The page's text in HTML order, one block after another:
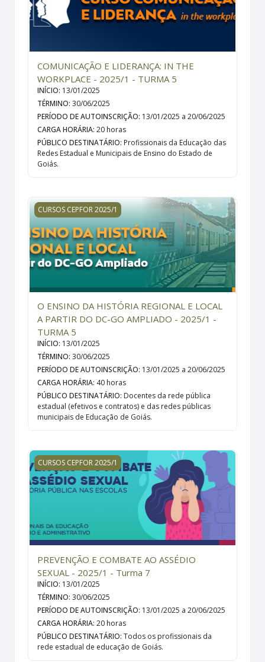
COMUNICAÇÃO E LIDERANÇA: IN THE
WORKPLACE - 2025/1 - TURMA 5
INÍCIO: 13/01/2025
TÉRMINO:30/06/2025
PERÍODO DE AUTOINSCRIÇÃO: 13/01/2025 a 20/06/2025
CARGA HORÁRIA:20 horas
PÚBLICO DESTINATÁRIO: Profissionais da Educação das
Redes Estadual e Municipais de Ensino do Estado de
Goiás.
O ENSINO DA HISTÓRIA REGIONAL E LOCAL A
CURSOS CEPFOR 2025/1
O ENSINO DA HISTÓRIA REGIONAL E LOCAL
A PARTIR DO DC-GO AMPLIADO - 2025/1 -
TURMA 5
INÍCIO: 13/01/2025
TÉRMINO:30/06/2025
PERÍODO DE AUTOINSCRIÇÃO: 13/01/2025 a 20/06/2025
CARGA HORÁRIA: 40 horas
PÚBLICO DESTINATÁRIO: Docentes da rede pública
estadual (efetivos e contratos) e das redes públicas
municipais de Educação de Goiás.
PREVENÇÃO E COMBATE AO ASSÉDIO SEXUAL -
CURSOS CEPFOR 2025/1
PREVENÇÃO E COMBATE AO ASSÉDIO
SEXUAL - 2025/1 - Turma 7
INÍCIO: 13/01/2025
TÉRMINO:30/06/2025
PERÍODO DE AUTOINSCRIÇÃO: 13/01/2025 a 20/06/2025
CARGA HORÁRIA:20 horas
PÚBLICO DESTINATÁRIO:Todos os profissionais da
rede estadual de educação de Goiás.